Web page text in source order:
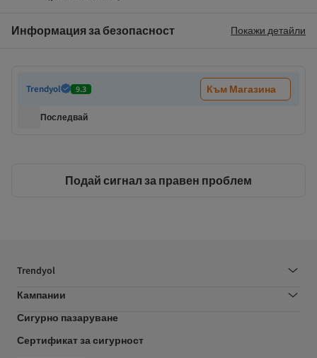
Информация за безопасност Покажи детайли
Trendyol 9.3 Към Магазина
Последвай
Подай сигнал за правен проблем
Trendyol
Кампании
Сигурно пазаруване
Сертификат за сигурност